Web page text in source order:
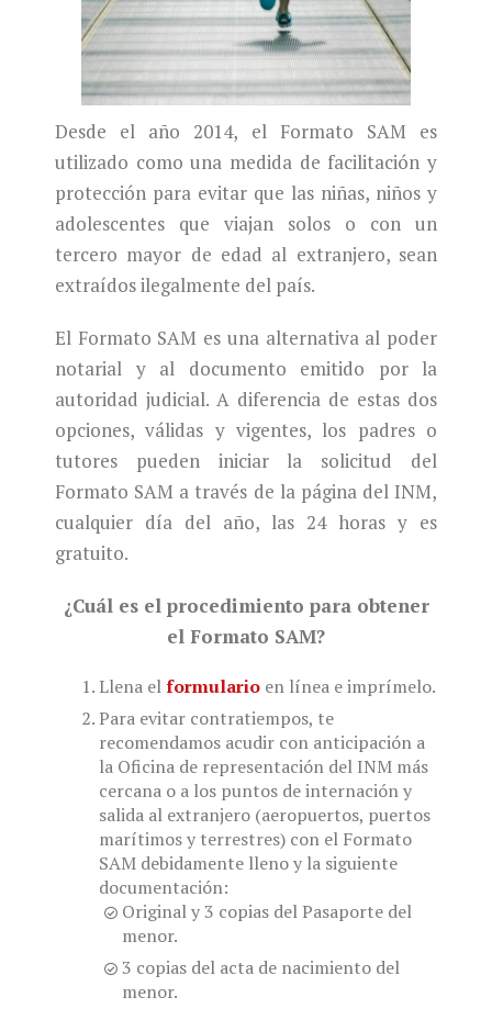
Desde el año 2014, el Formato SAM es
utilizado como una medida de facilitación y
protección para evitar que las niñas, niños y
adolescentes que viajan solos o con un
tercero mayor de edad al extranjero, sean
extraídos ilegalmente del país.
El Formato SAM es una alternativa al poder
notarial y al documento emitido por la
autoridad judicial. A diferencia de estas dos
opciones, válidas y vigentes, los padres o
tutores pueden iniciar la solicitud del
Formato SAM a través de la página del INM,
cualquier día del año, las 24 horas y es
gratuito.
¿Cuál es el procedimiento para obtener
el Formato SAM?
Llena elformulario en línea e imprímelo.
Para evitar contratiempos, te
recomendamos acudir con anticipación a
la Oficina de representación del INM más
cercana o a los puntos de internación y
salida al extranjero (aeropuertos, puertos
marítimos y terrestres) con el Formato
SAM debidamente lleno y la siguiente
documentación:
Original y 3 copias del Pasaporte del
menor.
3 copias del acta de nacimiento del
menor.